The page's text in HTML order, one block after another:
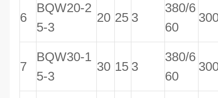
6
BQW20-2
5-3
20 25 3
380/6
60
7
BQW30-1
5-3
30 15 3
380/6
60